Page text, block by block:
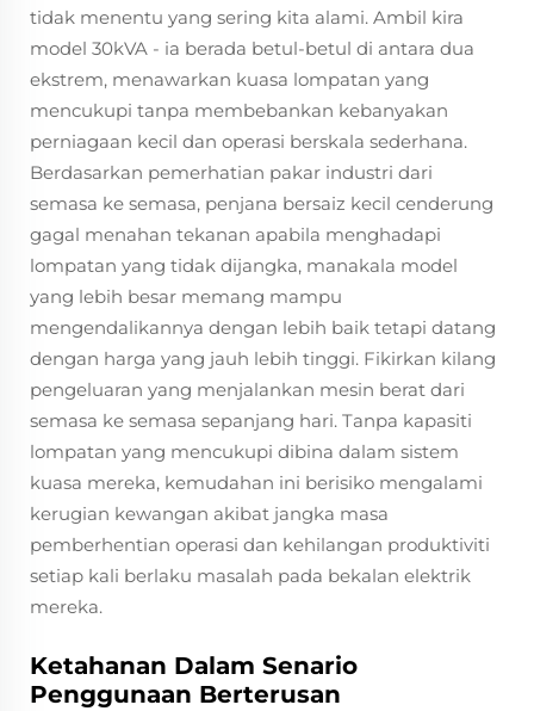
tidak menentu yang sering kita alami. Ambil kira
model 30kVA - ia berada betul-betul di antara dua
ekstrem, menawarkan kuasa lompatan yang
mencukupi tanpa membebankan kebanyakan
perniagaan kecil dan operasi berskala sederhana.
Berdasarkan pemerhatian pakar industri dari
semasa ke semasa, penjana bersaiz kecil cenderung
gagal menahan tekanan apabila menghadapi
lompatan yang tidak dijangka, manakala model
yang lebih besar memang mampu
mengendalikannya dengan lebih baik tetapi datang
dengan harga yang jauh lebih tinggi. Fikirkan kilang
pengeluaran yang menjalankan mesin berat dari
semasa ke semasa sepanjang hari. Tanpa kapasiti
lompatan yang mencukupi dibina dalam sistem
kuasa mereka, kemudahan ini berisiko mengalami
kerugian kewangan akibat jangka masa
pemberhentian operasi dan kehilangan produktiviti
setiap kali berlaku masalah pada bekalan elektrik
mereka.
Ketahanan Dalam Senario
Penggunaan Berterusan